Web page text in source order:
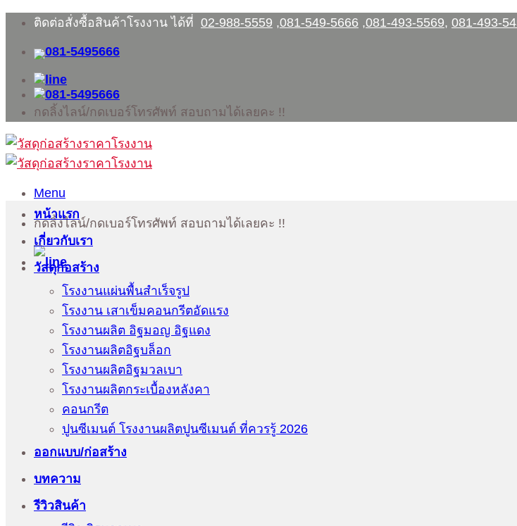
Skip
content
ติดต่อสั่งซื้อสินค้าโรงงาน ได้ที่ 02-988-5559 ,081-549-5666 ,081-493-5569, 081-493-
กดลิ้งไลน์/กดเบอร์โทรศัพท์ สอบถามได้เลยคะ !!
Menu
กดลิ้งไลน์/กดเบอร์โทรศัพท์ สอบถามได้เลยคะ !!
หน้าแรก
เกี่ยวกับเรา
วัสดุก่อสร้าง
โรงงานแผ่นพื้นสำเร็จรูป
โรงงาน เสาเข็มคอนกรีตอัดแรง
โรงงานผลิต อิฐมอญ อิฐแดง
โรงงานผลิตอิฐบล็อก
โรงงานผลิตอิฐมวลเบา
โรงงานผลิตกระเบื้องหลังคา
คอนกรีต
ปูนซีเมนต์ โรงงานผลิตปูนซีเมนต์ ที่ควรรู้ 2026
ออกแบบ/ก่อสร้าง
บทความ
รีวิวสินค้า